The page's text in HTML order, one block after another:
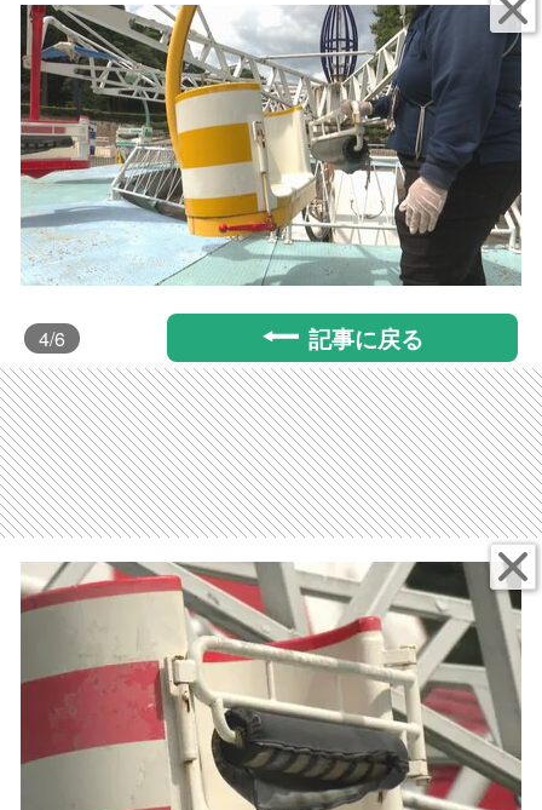
4/6 記事に戻る